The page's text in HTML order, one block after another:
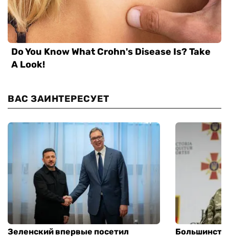
ВАС ЗАИНТЕРЕСУЕТ
Зеленский впервые посетил